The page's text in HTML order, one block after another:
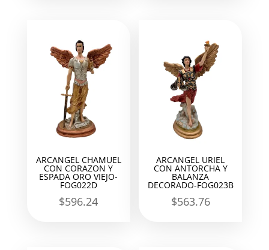
ARCANGEL CHAMUEL
CON CORAZON Y
ESPADA ORO VIEJO-
FOG022D
$596.24
ARCANGEL URIEL
CON ANTORCHA Y
BALANZA
DECORADO-FOG023B
$563.76